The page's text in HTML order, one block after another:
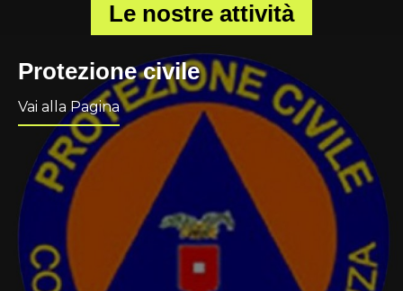
Le nostre attività
Protezione civile
Vai alla Pagina